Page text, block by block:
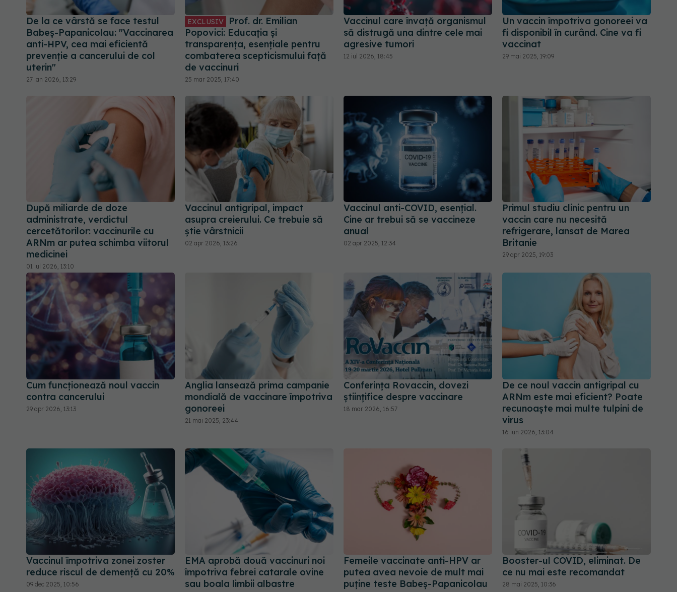
De la ce vârstă se face testul
Babeş-Papanicolau: "Vaccinarea
anti-HPV, cea mai eficientă
prevenţie a cancerului de col
uterin"
27 ian 2026, 13:29
EXCLUSIV
Prof. dr. Emilian
Popovici: Educația și
transparența, esențiale pentru
combaterea scepticismului față
de vaccinuri
25 mar 2025, 17:40
Vaccinul care învață organismul
să distrugă una dintre cele mai
agresive tumori
12 iul 2026, 18:45
Un vaccin împotriva gonoreei va
fi disponibil în curând. Cine va fi
vaccinat
29 mai 2025, 19:09
După miliarde de doze
administrate, verdictul
cercetătorilor: vaccinurile cu
ARNm ar putea schimba viitorul
medicinei
01 iul 2026, 13:10
Vaccinul antigripal, impact
asupra creierului. Ce trebuie să
știe vârstnicii
02 apr 2026, 13:26
Vaccinul anti-COVID, esențial.
Cine ar trebui să se vaccineze
anual
02 apr 2025, 12:34
Primul studiu clinic pentru un
vaccin care nu necesită
refrigerare, lansat de Marea
Britanie
29 apr 2025, 19:03
Cum funcționează noul vaccin
contra cancerului
29 apr 2026, 13:13
Anglia lansează prima campanie
mondială de vaccinare împotriva
gonoreei
21 mai 2025, 23:44
Conferința Rovaccin, dovezi
științifice despre vaccinare
18 mar 2026, 16:57
De ce noul vaccin antigripal cu
ARNm este mai eficient? Poate
recunoaște mai multe tulpini de
virus
16 iun 2026, 13:04
Vaccinul împotriva zonei zoster
reduce riscul de demență cu 20%
09 dec 2025, 10:56
EMA aprobă două vaccinuri noi
împotriva febrei catarale ovine
sau boala limbii albastre
Femeile vaccinate anti-HPV ar
putea avea nevoie de mult mai
puține teste Babeș-Papanicolau
Booster-ul COVID, eliminat. De
ce nu mai este recomandat
28 mai 2025, 10:36